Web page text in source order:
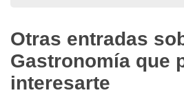
Otras entradas
Gastronomía que
interesarte